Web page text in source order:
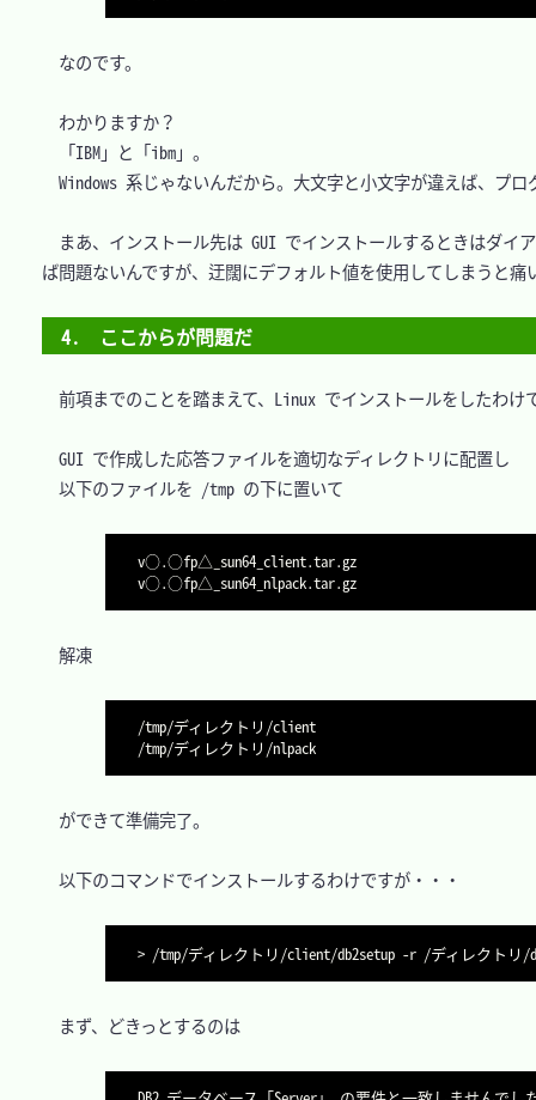
なのです。
わかりますか？
「IBM」と「ibm」。
Windows 系じゃないんだから。大文字と小文字が違えば、プ
まあ、インストール先は GUI でインストールするときはダイ
ば問題ないんですが、迂闊にデフォルト値を使用してしまうと
4.　ここからが問題だ
前項までのことを踏まえて、Linux でインストールをしたわけ
GUI で作成した応答ファイルを適切なディレクトリに配置し
以下のファイルを /tmp の下に置いて
v○.○fp△_sun64_client.tar.gz
解凍
/tmp/ディレクトリ/client
ができて準備完了。
以下のコマンドでインストールするわけですが・・・
> /tmp/ディレクトリ/client/db2setup -r
まず、どきっとするのは